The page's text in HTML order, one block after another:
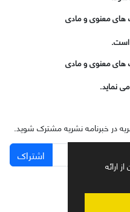
ارائه
های معنوی و مادی
است.
های معنوی و مادی
نماید.
در خبرنامه نشریه مشترک شوید.
اشتراک